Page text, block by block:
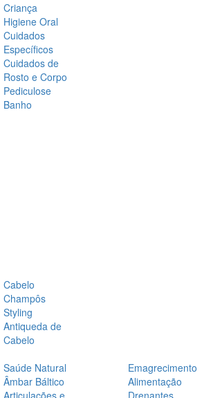
Criança
Higiene Oral
Cuidados
Específicos
Cuidados de
Rosto e Corpo
Pediculose
Banho
Cabelo
Champôs
Styling
Antiqueda de
Cabelo
Saúde Natural
Âmbar Báltico
Articulações e
Emagrecimento
Alimentação
Drenantes